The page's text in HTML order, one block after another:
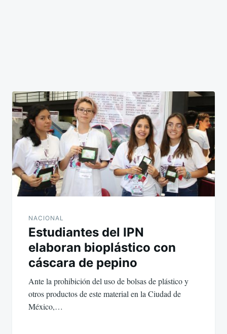
NACIONAL
Estudiantes del IPN
elaboran bioplástico con
cáscara de pepino
Ante la prohibición del uso de bolsas de plástico y
otros productos de este material en la Ciudad de
México,…